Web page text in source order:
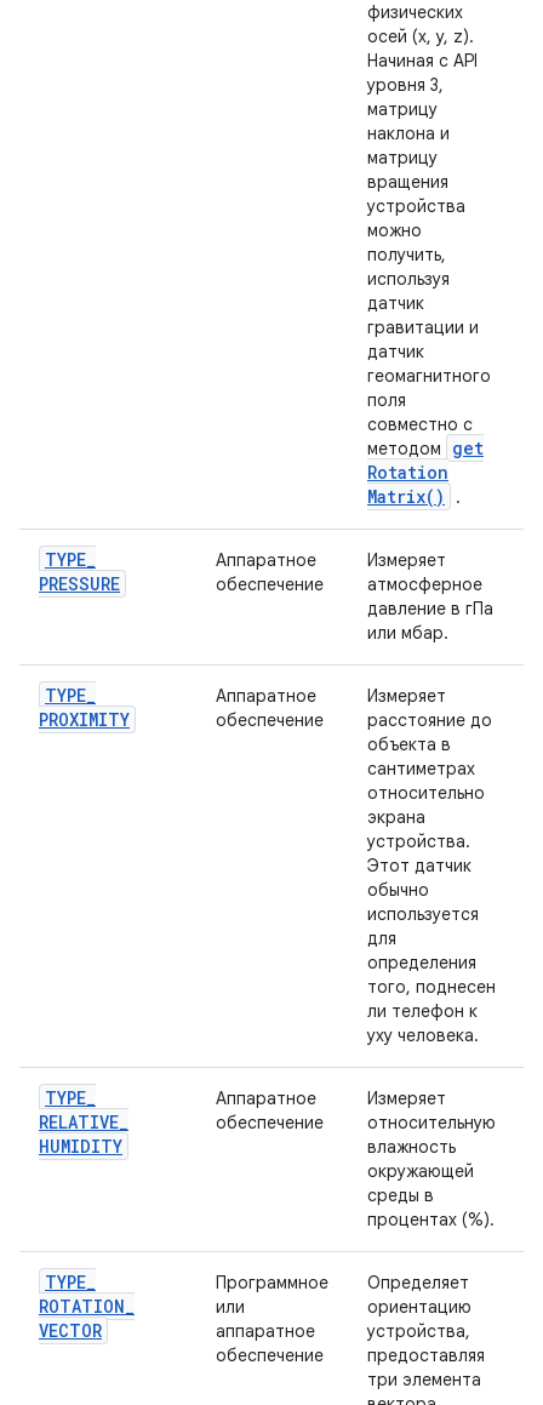
физических
осей (x, y, z).
Начиная с API
уровня 3,
матрицу
наклона и
матрицу
вращения
устройства
можно
получить,
используя
датчик
гравитации и
датчик
геомагнитного
поля
совместно с
методом
get
Rotation
Matrix( ) .
TYPE_
PRESSURE
Аппаратное
обеспечение
Измеряет
атмосферное
давление в гПа
или мбар.
TYPE_
PROXIMITY
Аппаратное
обеспечение
Измеряет
расстояние до
объекта в
сантиметрах
относительно
экрана
устройства.
Этот датчик
обычно
используется
для
определения
того, поднесен
ли телефон к
уху человека.
TYPE_
RELATIVE_
HUMIDITY
Аппаратное
обеспечение
Измеряет
относительную
влажность
окружающей
среды в
процентах (%).
TYPE_
ROTATION_
VECTOR
Программное
или
аппаратное
обеспечение
Определяет
ориентацию
устройства,
предоставляя
три элемента